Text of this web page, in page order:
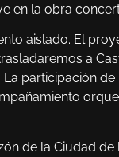
en la obra
aislado. El
a
participación
de la Ciudad